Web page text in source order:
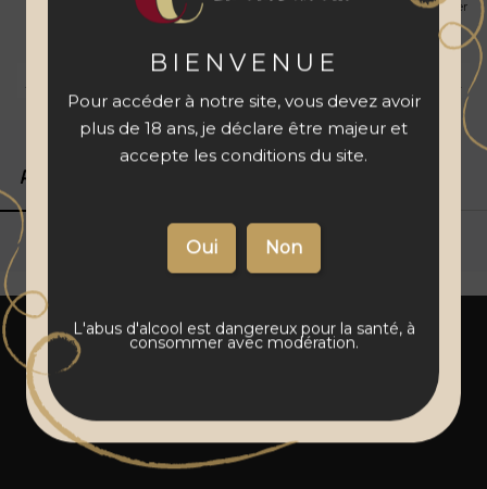
avant de l'ajouter
à votre panier
Produits associés
BIENVENUE
Pour accéder à notre site, vous devez avoir
plus de 18 ans, je déclare être majeur et
accepte les conditions du site.
L'abus d'alcool est dangereux pour la santé, à
consommer avec modération.